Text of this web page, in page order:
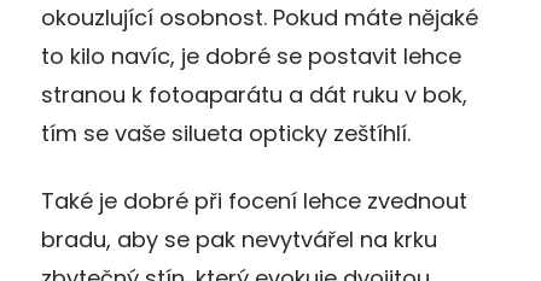
okouzlující osobnost. Pokud máte nějaké
to kilo navíc, je dobré se postavit lehce
stranou k fotoaparátu a dát ruku v bok,
tím se vaše silueta opticky zeštíhlí.
Také je dobré při focení lehce zvednout
bradu, aby se pak nevytvářel na krku